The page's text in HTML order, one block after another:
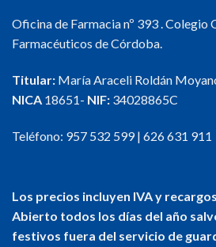
Oficina de Farmacia nº 393 . Colegio
Farmacéuticos de Córdoba.
Titular: María Araceli Roldán
NICA 18651- NIF: 34028865C
Teléfono: 957 532 599| 626 631 911
Los precios incluyen IVA y
Abierto todos los días del año
festivos fuera del servicio de